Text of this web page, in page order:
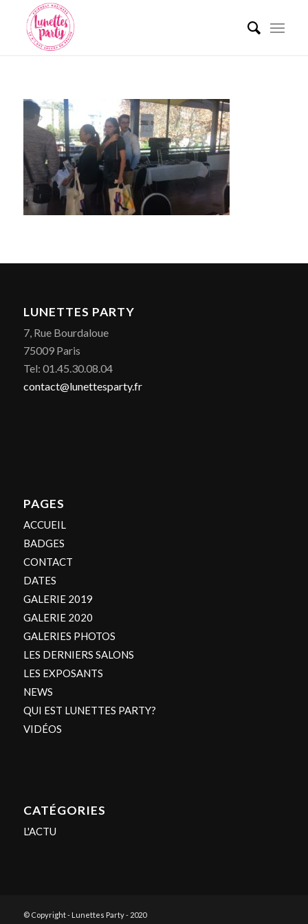
LUNETTES PARTY
7, Rue Bourdaloue
75009 Paris
Tel: 01.45.30.08.04
contact@lunettesparty.fr
PAGES
ACCUEIL
BADGES
CONTACT
DATES
GALERIE 2019
GALERIE 2020
GALERIES PHOTOS
LES DERNIERS SALONS
LES EXPOSANTS
NEWS
QUI EST LUNETTES PARTY?
VIDÉOS
CATÉGORIES
L'ACTU
© Copyright - Lunettes Party - 2020